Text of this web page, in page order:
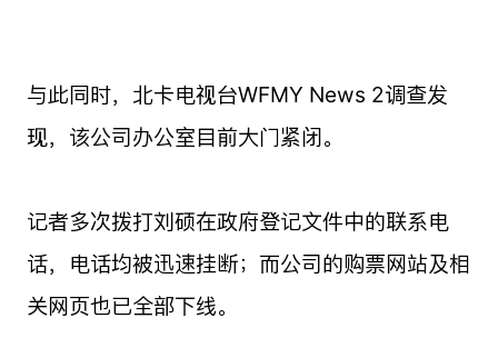
与此同时，北卡电视台WFMY News 2调查发
现，该公司办公室目前大门紧闭。
记者多次拨打刘硕在政府登记文件中的联系电
话，电话均被迅速挂断；而公司的购票网站及相
关网页也已全部下线。